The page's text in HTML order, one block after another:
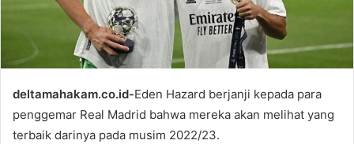
l
deltamahakam.co.id-Eden Hazard berjanji kepada para
penggemar Real Madrid bahwa mereka akan melihat yang
terbaik darinya pada musim 2022/23.